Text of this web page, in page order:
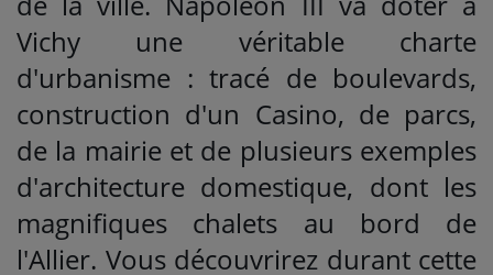
Vichy une véritable charte
d'urbanisme : tracé de boulevards,
construction d'un Casino, de parcs,
de la mairie et de plusieurs exemples
d'architecture domestique, dont les
magnifiques chalets au bord de
l'Allier. Vous découvrirez durant cette